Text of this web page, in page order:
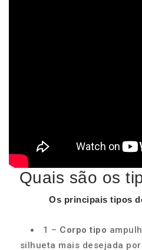
Quais são os
Os principaistipos
1 – Corpo tipo
silhueta mais desejada